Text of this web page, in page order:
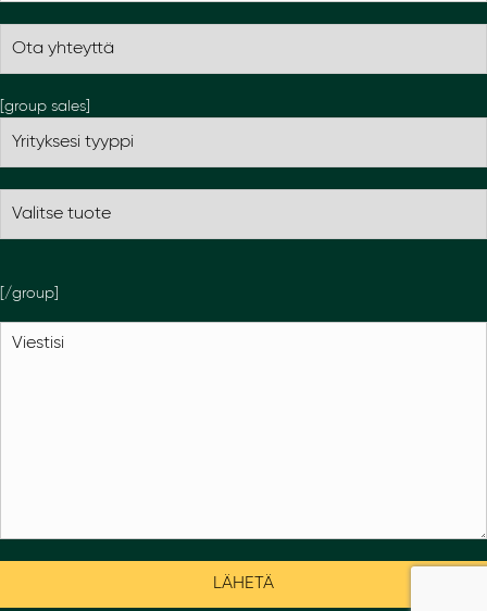
[group sales]
[/group]